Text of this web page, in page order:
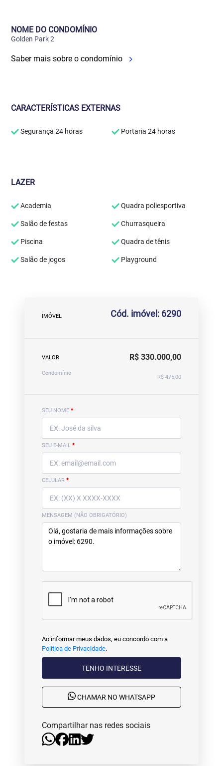
NOME DO CONDOMÍNIO
Golden Park 2
Saber mais sobre o condomínio
CARACTERÍSTICAS EXTERNAS
Segurança 24 horas Portaria 24 horas
LAZER
Academia Quadra poliesportiva
Salão de festas Churrasqueira
Piscina Quadra de tênis
Salão de jogos Playground
IMÓVEL Cód. imóvel: 6290
VALOR R$ 330.000,00
Condomínio
R$ 475,00
SEU NOME *
SEU E-MAIL *
CELULAR *
MENSAGEM (NÃO OBRIGATÓRIO)
Ao informar meus dados, eu concordo com a
Política de Privacidade.
TENHO INTERESSE
CHAMAR NO WHATSAPP
Compartilhar nas redes sociais